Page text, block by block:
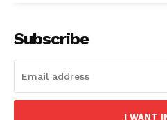
Subscribe
I WANT